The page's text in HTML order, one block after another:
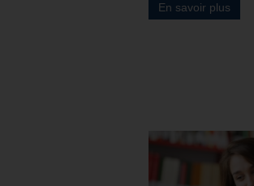
En savoir plus